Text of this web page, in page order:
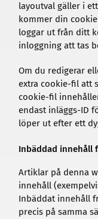
layoutval gäller i
kommer din
loggar ut från ditt
inloggning att tas
Om du redigerar
extra cookie-fil att
cookie-fil
endast inläggs-ID
löper ut efter ett
Inbäddad innehåll
Artiklar på denna
innehåll
Inbäddat innehåll
precis på samma